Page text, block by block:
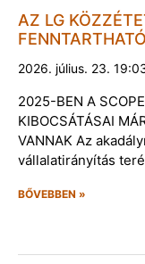
AZ LG
2026. július. 23.
2025-BEN A
KIBOCSÁTÁSAI
VANNAK Az
vállalatirányítás
BŐVEBBEN »